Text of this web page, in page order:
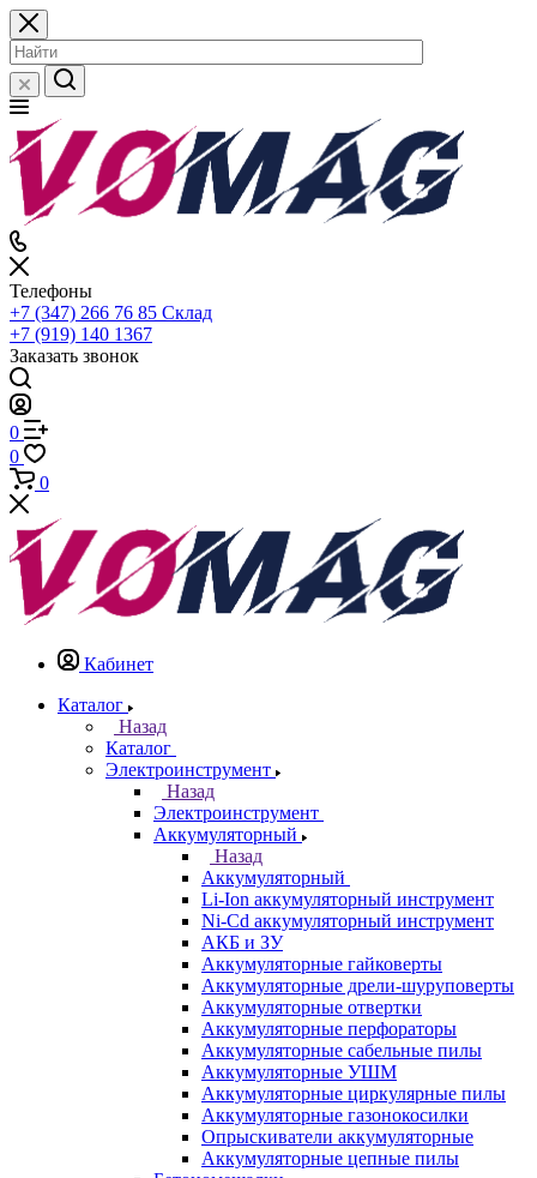
Телефоны
+7 (347) 266 76 85 Склад
+7 (919) 140 1367
Заказать звонок
0
0
0
Кабинет
Каталог
Назад
Каталог
Электроинструмент
Назад
Электроинструмент
Аккумуляторный
Назад
Аккумуляторный
Li-Ion аккумуляторный инструмент
Ni-Cd аккумуляторный инструмент
АКБ и ЗУ
Аккумуляторные гайковерты
Аккумуляторные дрели-шуруповерты
Аккумуляторные отвертки
Аккумуляторные перфораторы
Аккумуляторные сабельные пилы
Аккумуляторные УШМ
Аккумуляторные циркулярные пилы
Аккумуляторные газонокосилки
Опрыскиватели аккумуляторные
Аккумуляторные цепные пилы